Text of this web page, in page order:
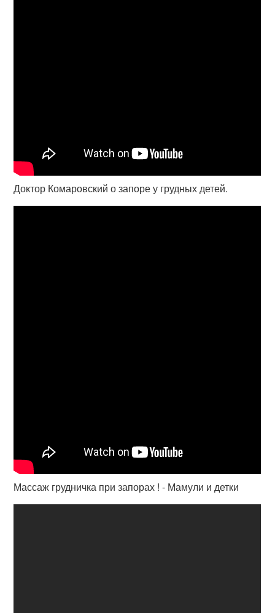
Доктор Комаровский о запоре у грудных детей.
Массаж грудничка при запорах ! - Мамули и детки